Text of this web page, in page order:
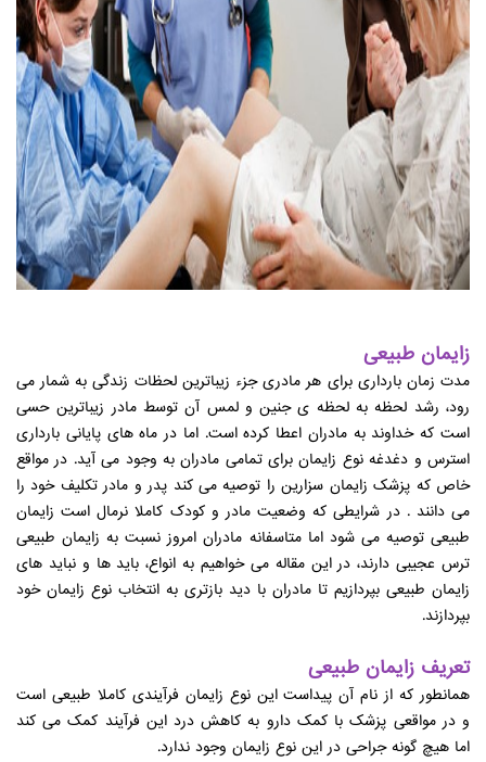
زایمان طبیعی
مدت زمان بارداری برای هر مادری جزء زیباترین لحظات زندگی به شمار می
رود، رشد لحظه به لحظه ی جنین و لمس آن توسط مادر زیباترین حسی
است که خداوند به مادران اعطا کرده است. اما در ماه های پایانی بارداری
استرس و دغدغه نوع زایمان برای تمامی مادران به وجود می آید. در مواقع
خاص که پزشک زایمان سزارین را توصیه می کند پدر و مادر تکلیف خود را
می دانند . در شرایطی که وضعیت مادر و کودک کاملا نرمال است زایمان
طبیعی توصیه می شود اما متاسفانه مادران امروز نسبت به زایمان طبیعی
ترس عجیبی دارند، در این مقاله می خواهیم به انواع، باید ها و نباید های
زایمان طبیعی بپردازیم تا مادران با دید بازتری به انتخاب نوع زایمان خود
بپردازند.
تعریف زایمان طبیعی
همانطور که از نام آن پیداست این نوع زایمان فرآیندی کاملا طبیعی است
و در مواقعی پزشک با کمک دارو به کاهش درد این فرآیند کمک می کند
اما هیچ گونه جراحی در این نوع زایمان وجود ندارد.